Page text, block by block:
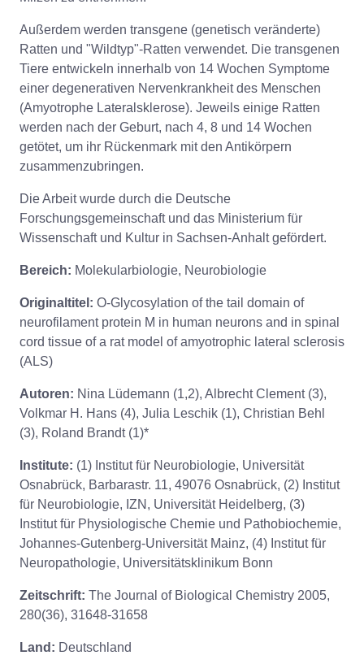
Außerdem werden transgene (genetisch veränderte)
Ratten und "Wildtyp"-Ratten verwendet. Die transgenen
Tiere entwickeln innerhalb von 14 Wochen Symptome
einer degenerativen Nervenkrankheit des Menschen
(Amyotrophe Lateralsklerose). Jeweils einige Ratten
werden nach der Geburt, nach 4, 8 und 14 Wochen
getötet, um ihr Rückenmark mit den Antikörpern
zusammenzubringen.
Die Arbeit wurde durch die Deutsche
Forschungsgemeinschaft und das Ministerium für
Wissenschaft und Kultur in Sachsen-Anhalt gefördert.
Bereich: Molekularbiologie, Neurobiologie
Originaltitel: O-Glycosylation of the tail domain of
neurofilament protein M in human neurons and in spinal
cord tissue of a rat model of amyotrophic lateral sclerosis
(ALS)
Autoren: Nina Lüdemann (1,2), Albrecht Clement (3),
Volkmar H. Hans (4), Julia Leschik (1), Christian Behl
(3), Roland Brandt (1)*
Institute: (1) Institut für Neurobiologie, Universität
Osnabrück, Barbarastr. 11, 49076 Osnabrück, (2) Institut
für Neurobiologie, IZN, Universität Heidelberg, (3)
Institut für Physiologische Chemie und Pathobiochemie,
Johannes-Gutenberg-Universität Mainz, (4) Institut für
Neuropathologie, Universitätsklinikum Bonn
Zeitschrift: The Journal of Biological Chemistry 2005,
280(36), 31648-31658
Land: Deutschland